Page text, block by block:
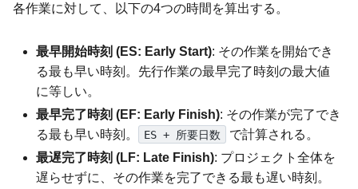
各作業に対して、以下の4つの時間を算出する。
最早開始時刻 (ES: Early Start): その作業を開始でき
る最も早い時刻。先行作業の最早完了時刻の最大値
に等しい。
最早完了時刻 (EF: Early Finish): その作業が完了でき
る最も早い時刻。
ES + 所要日数
で計算される。
最遅完了時刻 (LF: Late Finish): プロジェクト全体を
遅らせずに、その作業を完了できる最も遅い時刻。